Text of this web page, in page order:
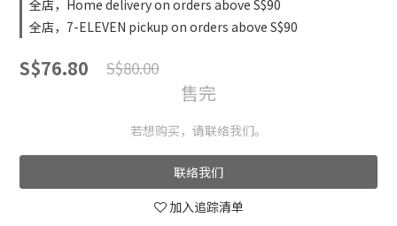
全店，Home delivery on orders above S$90
全店，7-ELEVEN pickup on orders above S$90
S$76.80 S$80.00
售完
若想购买，请联络我们。
联络我们
加入追踪清单